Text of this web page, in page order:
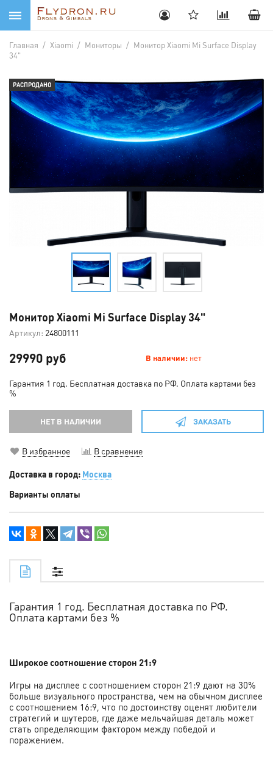
Главная / Xiaomi / Мониторы / Монитор Xiaomi Mi Surface Display
34"
РАСПРОДАНО
Монитор Xiaomi Mi Surface Display 34"
Артикул: 24800111
29990 руб В наличии: нет
Гарантия 1 год. Бесплатная доставка по РФ. Оплата картами без
%
НЕТ В НАЛИЧИИ ЗАКАЗАТЬ
В избранное В сравнение
Доставка в город: Москва
Варианты оплаты
Гарантия 1 год. Бесплатная доставка по РФ.
Оплата картами без %
Широкое соотношение сторон 21:9
Игры на дисплее с соотношением сторон 21:9 дают на 30%
больше визуального пространства, чем на обычном дисплее
с соотношением 16:9, что по достоинству оценят любители
стратегий и шутеров, где даже мельчайшая деталь может
стать определяющим фактором между победой и
поражением.